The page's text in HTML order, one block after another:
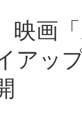
映画
アッ